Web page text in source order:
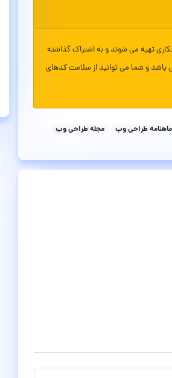
تهیه می شوند و به اشتراک گذاشته
باشد و شما می توانید از سلامت کدهای
ماهنامه طراحی وب مجله طراحی وب